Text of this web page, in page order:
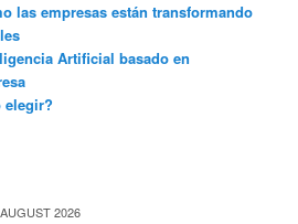
las empresas están transformando
Artificial basado en
elegir?
AUGUST 2026